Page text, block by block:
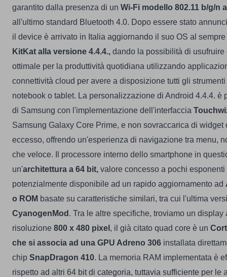
garantito dalla presenza di un Wi-Fi modello 802.11 b/g/n
all'ultimo standard Bluetooth 4.0. Dopo essere stato
il device è arrivato in Italia aggiornando il suo OS al
KitKat alla versione 4.4.4., dando la possibilità di usufruire
ottimale per la produttività quotidiana utilizzando
connettività cloud per avere a disposizione tutti gli
notebook o tablet. La personalizzazione di Android 4.4.4. è
di Samsung con l'implementazione dell'interfaccia
Samsung Galaxy Core Prime, e non sovraccarica di widget
eccesso, offrendo un'esperienza di navigazione tra menu,
che veloce. Il processore interno dello smartphone in
un'architettura a 64 bit, valore concesso a pochi
potenzialmente disponibile ad un rapido aggiornamento ad
o ROM basate su caratteristiche similari, tra cui l'ultima
CyanogenMod . Tra le altre specifiche, troviamo un display
risoluzione 800 x 480 pixel , il già citato quad core è un
che si associa ad una GPU Adreno 306 installata
chip SnapDragon 410. La memoria RAM implementata è
rispetto ad altri 64 bit di categoria, tuttavia sufficiente per le